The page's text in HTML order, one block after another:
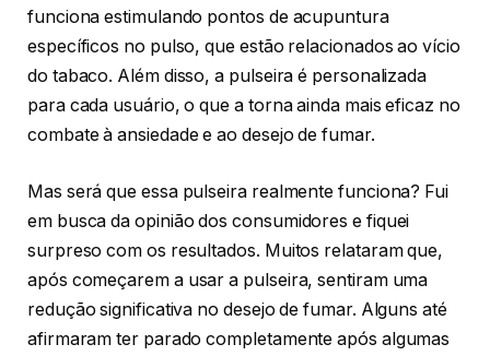
funciona estimulando pontos de acupuntura
específicos no pulso, que estão relacionados ao vício
do tabaco. Além disso, a pulseira é personalizada
para cada usuário, o que a torna ainda mais eficaz no
combate à ansiedade e ao desejo de fumar.
Mas será que essa pulseira realmente funciona? Fui
em busca da opinião dos consumidores e fiquei
surpreso com os resultados. Muitos relataram que,
após começarem a usar a pulseira, sentiram uma
redução significativa no desejo de fumar. Alguns até
afirmaram ter parado completamente após algumas